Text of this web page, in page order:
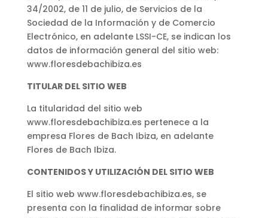
34/2002, de 11 de julio, de Servicios de la
Sociedad de la Información y de Comercio
Electrónico, en adelante LSSI-CE, se indican los
datos de información general del sitio web:
www.floresdebachibiza.es
TITULAR DEL SITIO WEB
La titularidad del sitio web
www.floresdebachibiza.es pertenece a la
empresa Flores de Bach Ibiza, en adelante
Flores de Bach Ibiza.
CONTENIDOS Y UTILIZACIÓN DEL SITIO WEB
El sitio web www.floresdebachibiza.es, se
presenta con la finalidad de informar sobre